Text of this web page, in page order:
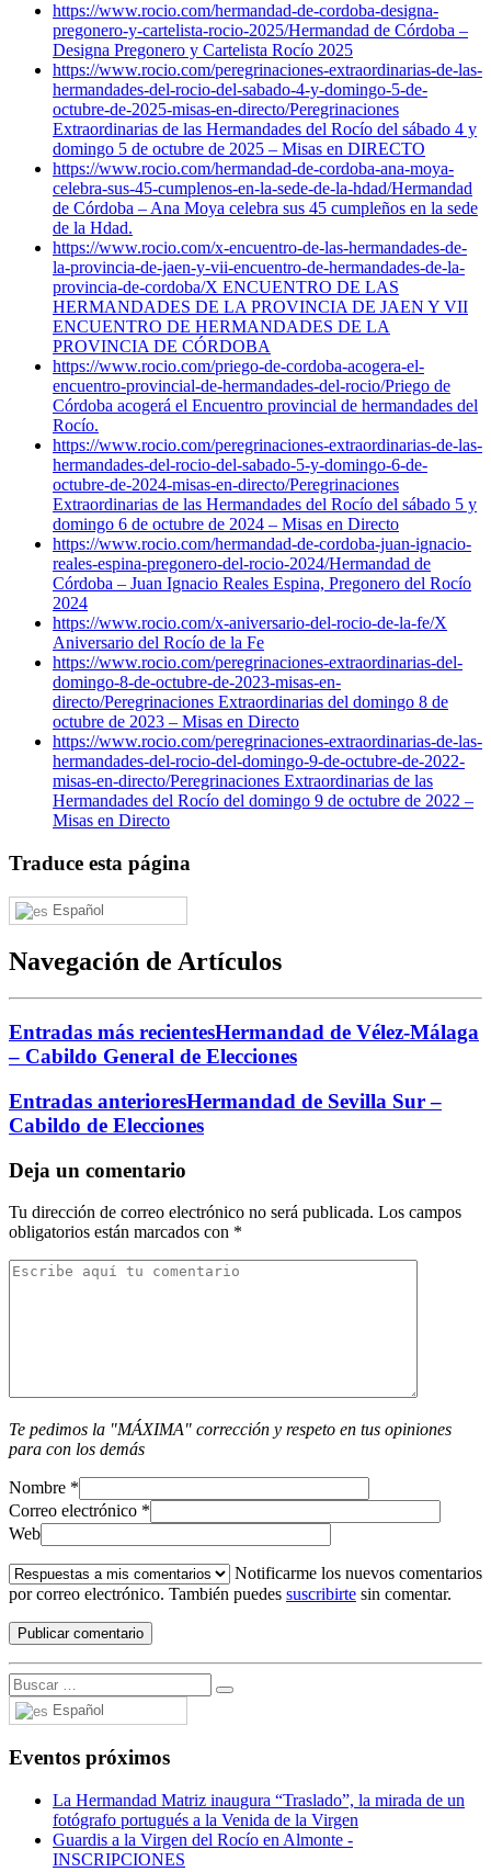
https://www.rocio.com/hermandad-de-cordoba-designa-
pregonero-y-cartelista-rocio-2025/Hermandad de Córdoba –
Designa Pregonero y Cartelista Rocío 2025
https://www.rocio.com/peregrinaciones-extraordinarias-de-las-
hermandades-del-rocio-del-sabado-4-y-domingo-5-de-
octubre-de-2025-misas-en-directo/Peregrinaciones
Extraordinarias de las Hermandades del Rocío del sábado 4 y
domingo 5 de octubre de 2025 – Misas en DIRECTO
https://www.rocio.com/hermandad-de-cordoba-ana-moya-
celebra-sus-45-cumplenos-en-la-sede-de-la-hdad/Hermandad
de Córdoba – Ana Moya celebra sus 45 cumpleños en la sede
de la Hdad.
https://www.rocio.com/x-encuentro-de-las-hermandades-de-
la-provincia-de-jaen-y-vii-encuentro-de-hermandades-de-la-
provincia-de-cordoba/X ENCUENTRO DE LAS
HERMANDADES DE LA PROVINCIA DE JAEN Y VII
ENCUENTRO DE HERMANDADES DE LA
PROVINCIA DE CÓRDOBA
https://www.rocio.com/priego-de-cordoba-acogera-el-
encuentro-provincial-de-hermandades-del-rocio/Priego de
Córdoba acogerá el Encuentro provincial de hermandades del
Rocío.
https://www.rocio.com/peregrinaciones-extraordinarias-de-las-
hermandades-del-rocio-del-sabado-5-y-domingo-6-de-
octubre-de-2024-misas-en-directo/Peregrinaciones
Extraordinarias de las Hermandades del Rocío del sábado 5 y
domingo 6 de octubre de 2024 – Misas en Directo
https://www.rocio.com/hermandad-de-cordoba-juan-ignacio-
reales-espina-pregonero-del-rocio-2024/Hermandad de
Córdoba – Juan Ignacio Reales Espina, Pregonero del Rocío
2024
https://www.rocio.com/x-aniversario-del-rocio-de-la-fe/X
Aniversario del Rocío de la Fe
https://www.rocio.com/peregrinaciones-extraordinarias-del-
domingo-8-de-octubre-de-2023-misas-en-
directo/Peregrinaciones Extraordinarias del domingo 8 de
octubre de 2023 – Misas en Directo
https://www.rocio.com/peregrinaciones-extraordinarias-de-las-
hermandades-del-rocio-del-domingo-9-de-octubre-de-2022-
misas-en-directo/Peregrinaciones Extraordinarias de las
Hermandades del Rocío del domingo 9 de octubre de 2022 –
Misas en Directo
Traduce esta página
Español
Navegación de Artículos
Entradas más recientesHermandad de Vélez-Málaga
– Cabildo General de Elecciones
Entradas anterioresHermandad de Sevilla Sur –
Cabildo de Elecciones
Deja un comentario
Tu dirección de correo electrónico no será publicada. Los campos
obligatorios están marcados con *
Te pedimos la "MÁXIMA" corrección y respeto en tus opiniones
para con los demás
Nombre *
Correo electrónico *
Web
Notificarme los nuevos comentarios
por correo electrónico. También puedes suscribirte sin comentar.
Español
Eventos próximos
La Hermandad Matriz inaugura “Traslado”, la mirada de un
fotógrafo portugués a la Venida de la Virgen
Guardis a la Virgen del Rocío en Almonte -
INSCRIPCIONES